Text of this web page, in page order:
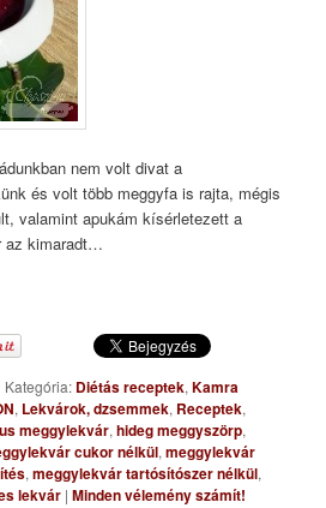
nem volt divat a
és volt több meggyfa is rajta, mégis
valamint apukám kísérletezett a
az kimaradt…
Kategória: Diétás receptek,Kamra
, Lekvárok, dzsemmek, Receptek,
meggylekvár,hideg meggyszörp,
cukor nélkül,meggylekvár
,meggylekvár tartósítószer nélkül,
lekvár |Minden vélemény számít!